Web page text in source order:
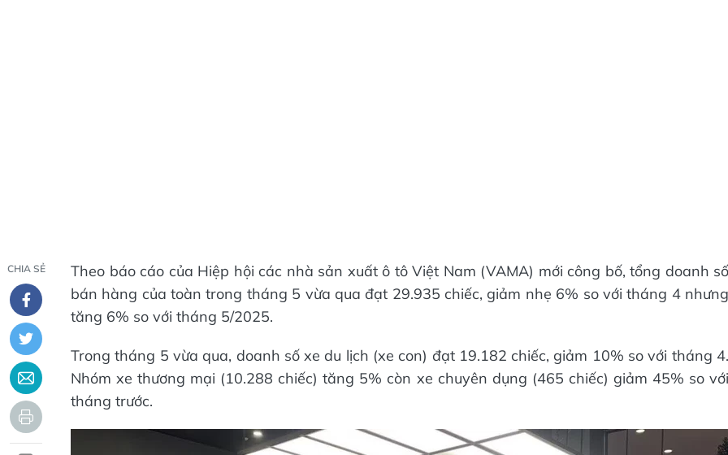
CHIA SẺ
Theo báo cáo của Hiệp hội các nhà sản xuất ô tô Việt Nam (VAMA) mới công bố, tổng doanh số
bán hàng của toàn trong tháng 5 vừa qua đạt 29.935 chiếc, giảm nhẹ 6% so với tháng 4 nhưng
tăng 6% so với tháng 5/2025.
Trong tháng 5 vừa qua, doanh số xe du lịch (xe con) đạt 19.182 chiếc, giảm 10% so với tháng 4.
Nhóm xe thương mại (10.288 chiếc) tăng 5% còn xe chuyên dụng (465 chiếc) giảm 45% so với
tháng trước.